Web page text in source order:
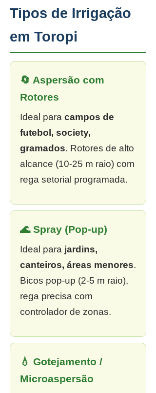
Tipos de Irrigação
em Toropi
🔄 Aspersão com
Rotores
Ideal para campos de
futebol, society,
gramados. Rotores de alto
alcance (10-25 m raio) com
rega setorial programada.
🌊 Spray (Pop-up)
Ideal para jardins,
canteiros, áreas menores.
Bicos pop-up (2-5 m raio),
rega precisa com
controlador de zonas.
💧 Gotejamento /
Microaspersão